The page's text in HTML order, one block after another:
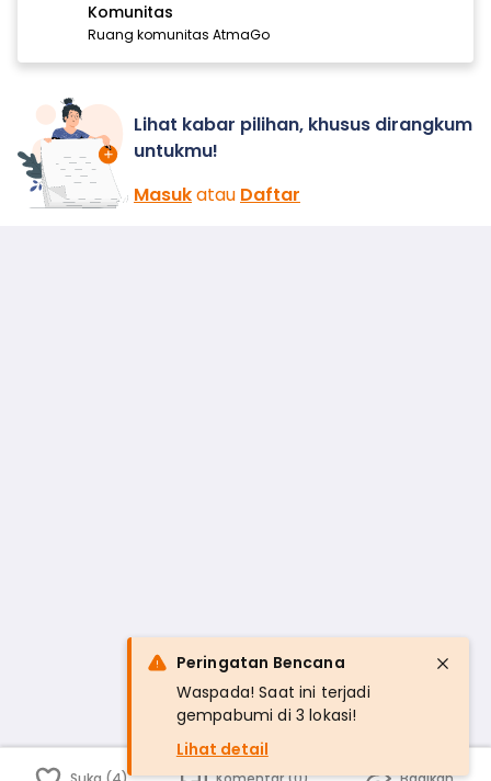
Komunitas
Ruang komunitas AtmaGo
Lihat kabar pilihan, khusus dirangkum
untukmu!
Masukatau Daftar
Peringatan Bencana
Waspada! Saat ini terjadi
gempabumi di 3 lokasi!
Lihat detail